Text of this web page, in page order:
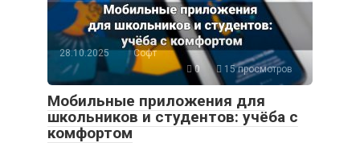
28.10.2025
Софт
0
15 просмотров
Мобильные приложения для
школьников и студентов: учёба с
комфортом